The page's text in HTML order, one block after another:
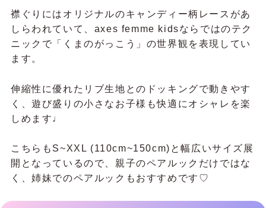
襟ぐりにはオリジナルのキャンディー柄レースがあ
しらわれていて、axes femme kidsならではのテク
ニックで「くまのがっこう」の世界観を表現してい
ます。
伸縮性に優れたリブ生地とのドッキングで動きやす
く、遊び盛りの小さなお子様も快適にオシャレを楽
しめます♩
こちらもS~XXL (110cm~150cm)と幅広いサイズ展
開となっているので、親子のペアルックだけではな
く、姉妹でのペアルックもおすすめです♡